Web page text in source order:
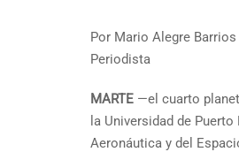
Por Mario Alegre Barrios
Periodista
MARTE —el cuarto
la Universidad de
Aeronáutica y del